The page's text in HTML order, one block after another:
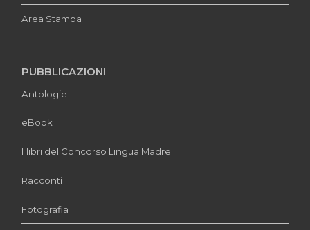
Area Stampa
PUBBLICAZIONI
Antologie
eBook
I libri del Concorso Lingua Madre
Racconti
Fotografia